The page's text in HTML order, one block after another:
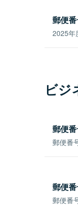
郵便
2025年
ビジ
郵便
郵便番
郵便
郵便番